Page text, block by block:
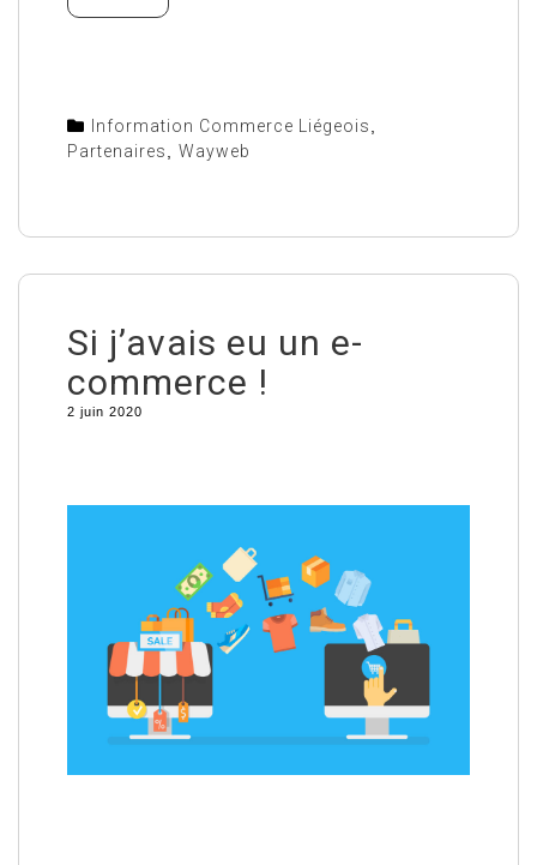
Information Commerce Liégeois
Partenaires
Wayweb
Si j’avais eu un e-
commerce !
2 juin 2020